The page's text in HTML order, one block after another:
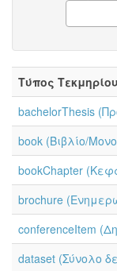
Τύπος Τεκμηρίου
bachelorThesis
book (Βιβλίο/
bookChapter
brochure
conferenceItem
dataset (Σύνολο